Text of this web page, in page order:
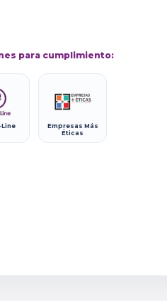
para cumplimiento:
Empresas Más
Éticas